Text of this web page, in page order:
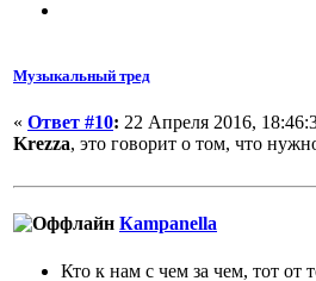
Музыкальный тред
« Ответ #10: 22 Апреля 2016,
Krezza, это говорит о том, что
Кampanella
Кто к нам с чем за чем, тот от